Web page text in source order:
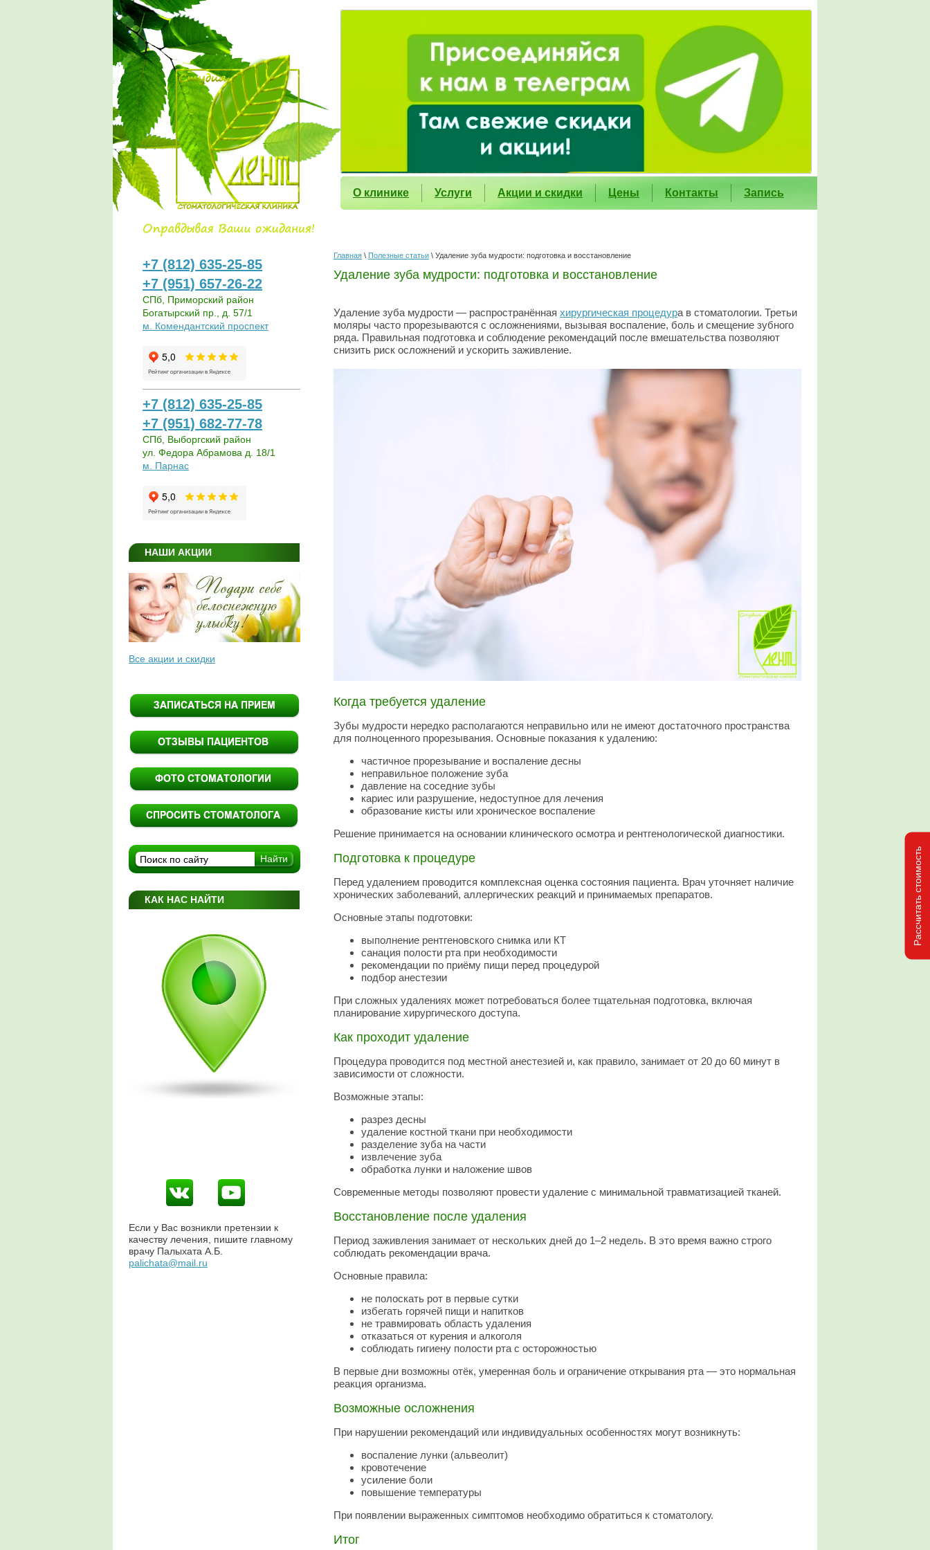
Рассчитать стоимость
О клинике Услуги Акции и скидки Цены Контакты Запись
Главная \ Полезные статьи \ Удаление зуба мудрости: подготовка и восстановление
Удаление зуба мудрости: подготовка и восстановление
Удаление зуба мудрости — распространённая хирургическая процедура в стоматологии. Третьи
моляры часто прорезываются с осложнениями, вызывая воспаление, боль и смещение зубного
ряда. Правильная подготовка и соблюдение рекомендаций после вмешательства позволяют
снизить риск осложнений и ускорить заживление.
Когда требуется удаление
Зубы мудрости нередко располагаются неправильно или не имеют достаточного пространства
для полноценного прорезывания. Основные показания к удалению:
частичное прорезывание и воспаление десны
неправильное положение зуба
давление на соседние зубы
кариес или разрушение, недоступное для лечения
образование кисты или хроническое воспаление
Решение принимается на основании клинического осмотра и рентгенологической диагностики.
Подготовка к процедуре
Перед удалением проводится комплексная оценка состояния пациента. Врач уточняет наличие
хронических заболеваний, аллергических реакций и принимаемых препаратов.
Основные этапы подготовки:
выполнение рентгеновского снимка или КТ
санация полости рта при необходимости
рекомендации по приёму пищи перед процедурой
подбор анестезии
При сложных удалениях может потребоваться более тщательная подготовка, включая
планирование хирургического доступа.
Как проходит удаление
Процедура проводится под местной анестезией и, как правило, занимает от 20 до 60 минут в
зависимости от сложности.
Возможные этапы:
разрез десны
удаление костной ткани при необходимости
разделение зуба на части
извлечение зуба
обработка лунки и наложение швов
Современные методы позволяют провести удаление с минимальной травматизацией тканей.
Восстановление после удаления
Период заживления занимает от нескольких дней до 1–2 недель. В это время важно строго
соблюдать рекомендации врача.
Основные правила:
не полоскать рот в первые сутки
избегать горячей пищи и напитков
не травмировать область удаления
отказаться от курения и алкоголя
соблюдать гигиену полости рта с осторожностью
В первые дни возможны отёк, умеренная боль и ограничение открывания рта — это нормальная
реакция организма.
Возможные осложнения
При нарушении рекомендаций или индивидуальных особенностях могут возникнуть:
воспаление лунки (альвеолит)
кровотечение
усиление боли
повышение температуры
При появлении выраженных симптомов необходимо обратиться к стоматологу.
Итог
+7 (812) 635-25-85
+7 (951) 657-26-22
СПб, Приморский район
Богатырский пр., д. 57/1
м. Комендантский проспект
+7 (812) 635-25-85
+7 (951) 682-77-78
СПб, Выборгский район
ул. Федора Абрамова д. 18/1
м. Парнас
НАШИ АКЦИИ
Все акции и скидки
КАК НАС НАЙТИ
Если у Вас возникли претензии к
качеству лечения, пишите главному
врачу Палыхата А.Б.
palichata@mail.ru